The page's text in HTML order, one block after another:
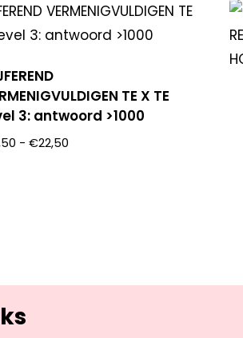
TE X TE
3: antwoord >1000
- €22,50